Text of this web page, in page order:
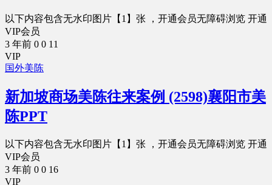
以下内容包含无水印图片【1】张 ，开通会员无障碍浏览 开通
VIP会员
3 年前 0 0 11
VIP
国外美陈
新加坡商场美陈往来案例 (2598)襄阳市美
陈PPT
以下内容包含无水印图片【1】张 ，开通会员无障碍浏览 开通
VIP会员
3 年前 0 0 16
VIP